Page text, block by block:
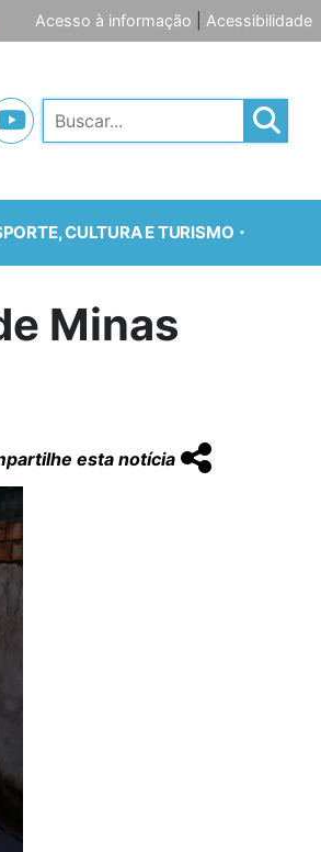
Acesso à informação Acessibilidade
Pesquisar
CULTURA E TURISMO
Minas
esta notícia